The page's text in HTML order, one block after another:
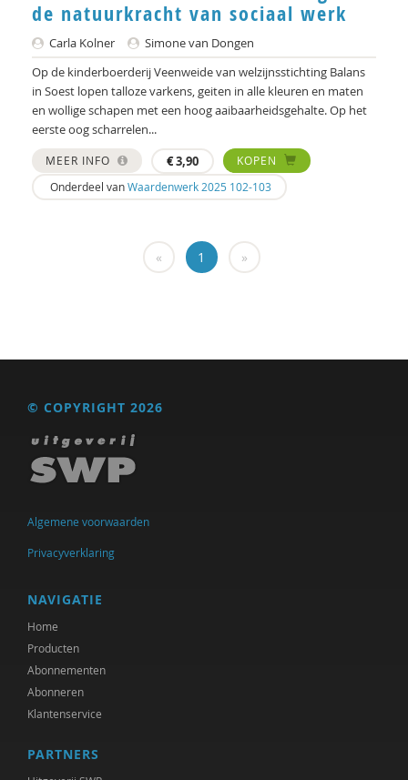
Carlos Alvarez Pereira
Christa Anbeek
Daan Andriessen
Koen Arts
Jan Baars
Andries Baart
Jan-Hendrik Bakker
Floor Basten
Lisette Bastiaansen
Vivianne Baur
Krijn van Beek
Blanche Beijersbergen van Henegouwen
Adriaan Bekman (met medewerking van Harry
Kunneman)
Elena Bendien
Deirdre Beneken genaamd Kolmer
Jessica Benjamin
de natuurkracht van sociaal werk
Carla Kolner
Simone van Dongen
Op de kinderboerderij Veenweide van welzijnsstichting Balans
in Soest lopen talloze varkens, geiten in alle kleuren en maten
en wollige schapen met een hoog aaibaarheidsgehalte. Op het
eerste oog scharrelen...
MEER INFO €3,90
KOPEN
Onderdeel vanWaardenwerk 2025 102-103
« 1 »
© COPYRIGHT 2026
Algemene voorwaarden
Privacyverklaring
NAVIGATIE
Home
Producten
Abonnementen
Abonneren
Klantenservice
PARTNERS